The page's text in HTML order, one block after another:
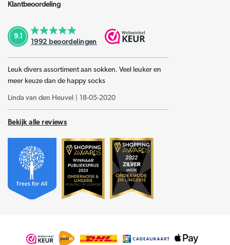
Klantbeoordeling
9.1
1992 beoordelingen
Leuk divers assortiment aan sokken. Veel leuker en
meer keuze dan de happy socks
Linda van den Heuvel 18-05-2020
Bekijk alle reviews